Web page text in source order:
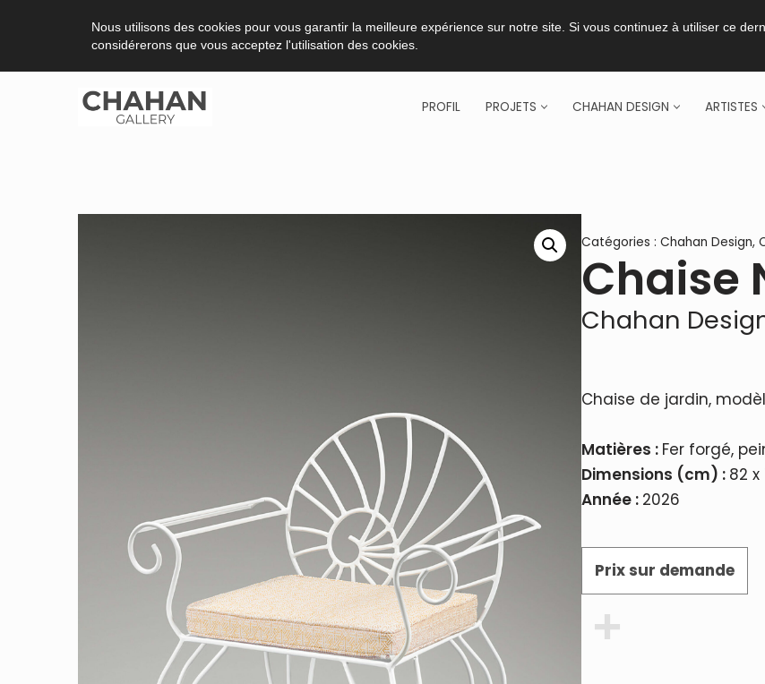
Nous utilisons des cookies pour vous garantir la meilleure expérience sur notre site. Si vous continuez à utiliser ce
considérerons que vous acceptez l'utilisation des cookies.
PROFIL PROJETS CHAHAN DESIGN ARTISTES
Catégories : Chahan Design,
Chaise
Chahan
Chaise de jardin,
Matières : Fer forgé,
Dimensions (cm) : 82 x
Année : 2026
Prix sur demande